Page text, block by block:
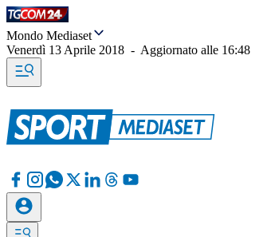
Mondo Mediaset
Venerdì 13 Aprile 2018 - Aggiornato alle 16:48